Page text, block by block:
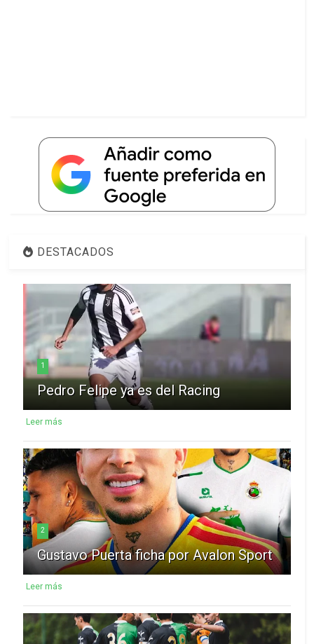
DESTACADOS
1
Pedro Felipe ya es del Racing
Leer más
2
Gustavo Puerta ficha por Avalon Sport
Leer más